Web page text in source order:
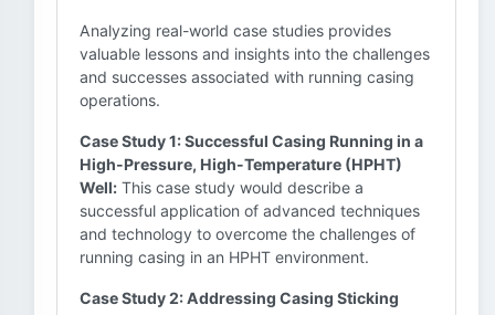
Analyzing real-world case studies provides
valuable lessons and insights into the challenges
and successes associated with running casing
operations.
Case Study 1: Successful Casing Running in a
High-Pressure, High-Temperature (HPHT)
Well: This case study would describe a
successful application of advanced techniques
and technology to overcome the challenges of
running casing in an HPHT environment.
Case Study 2: Addressing Casing Sticking